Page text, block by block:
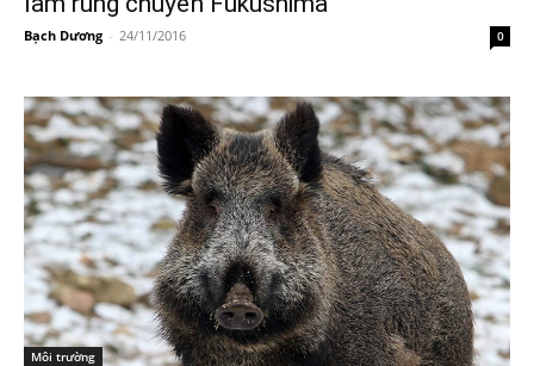
Bạch Dương - 24/11/2016 0
Môi trường